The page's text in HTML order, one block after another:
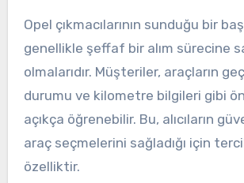
Opel çıkmacılarının sunduğu bir
genellikle şeffaf bir alım sürecine
olmalarıdır. Müşteriler, araçların
durumu ve kilometre bilgileri gibi
açıkça öğrenebilir. Bu, alıcıların
araç seçmelerini sağladığı için
özelliktir.